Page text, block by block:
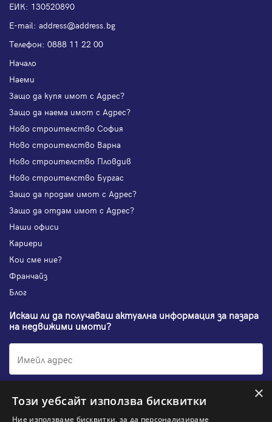
ЕИК: 130520890
Е-mail: address@address.bg
Телефон: 0888 11 22 00
Начало
Наеми
Защо да купя имот с Адрес?
Защо да наема имот с Адрес?
Ново строителство София
Ново строителство Варна
Ново строителство Пловдив
Ново строителство Бургас
Защо да продам имот с Адрес?
Защо да отдам имот с Адрес?
Наши офиси
Кариери
Кои сме ние?
Франчайз
Блог
Искаш ли да получаваш актуална информация за пазара
на недвижими имоти?
Абонирам се ×
Този уебсайт използва бисквитки
Ние използваме бисквитки, за да персонализираме